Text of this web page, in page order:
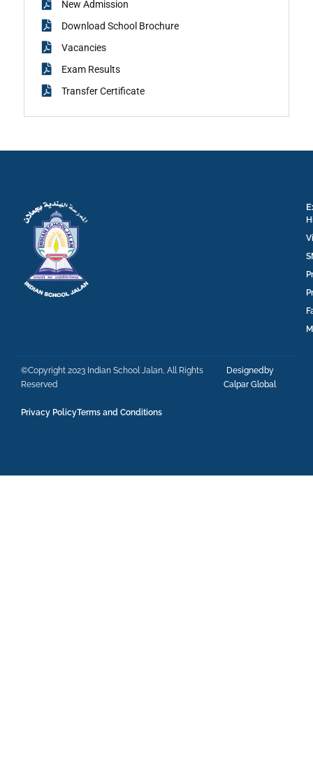
New Admission
Download School Brochure
Vacancies
Exam Results
Transfer Certificate
©Copyright 2023 Indian School Jalan, All Rights
Reserved
Designedby
Calpar Global
Privacy PolicyTerms and Conditions